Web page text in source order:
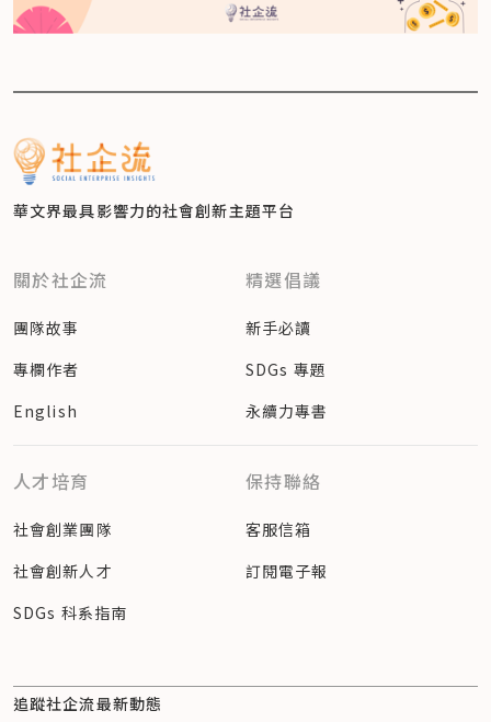
華文界最具影響力的社會創新主題平台
關於社企流
團隊故事
專欄作者
English
精選倡議
新手必讀
SDGs 專題
永續力專書
人才培育
社會創業團隊
社會創新人才
SDGs 科系指南
保持聯絡
客服信箱
訂閱電子報
追蹤社企流最新動態